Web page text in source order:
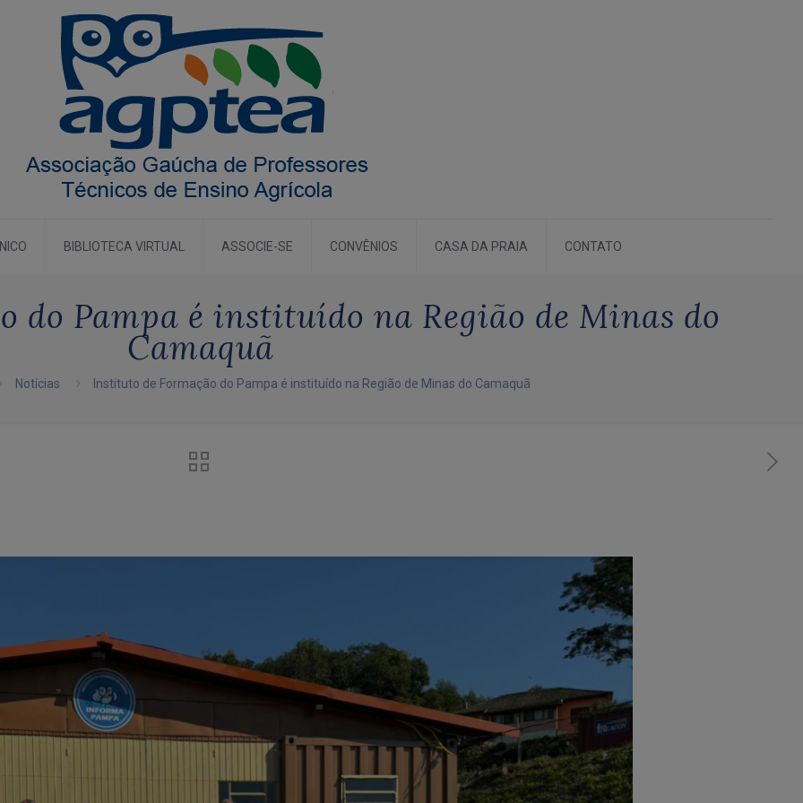
BIBLIOTECA VIRTUAL ASSOCIE-SE CONVÊNIOS CASA DA PRAIA CONTATO
do Pampa é instituído na Região de Minas do
Camaquã
Notícias Instituto de Formação do Pampa é instituído na Região de Minas do Camaquã